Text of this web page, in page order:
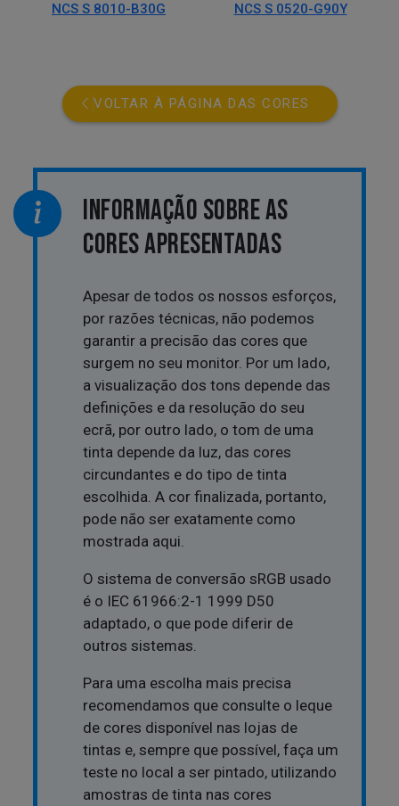
NCS S 8010-B30G NCS S 0520-G90Y
VOLTAR À PÁGINA DAS CORES
INFORMAÇÃO SOBRE AS
CORES APRESENTADAS
Apesar de todos os nossos esforços,
por razões técnicas, não podemos
garantir a precisão das cores que
surgem no seu monitor. Por um lado,
a visualização dos tons depende das
definições e da resolução do seu
ecrã, por outro lado, o tom de uma
tinta depende da luz, das cores
circundantes e do tipo de tinta
escolhida. A cor finalizada, portanto,
pode não ser exatamente como
mostrada aqui.
O sistema de conversão sRGB usado
é o IEC 61966:2-1 1999 D50
adaptado, o que pode diferir de
outros sistemas.
Para uma escolha mais precisa
recomendamos que consulte o leque
de cores disponível nas lojas de
tintas e, sempre que possível, faça um
teste no local a ser pintado, utilizando
amostras de tinta nas cores